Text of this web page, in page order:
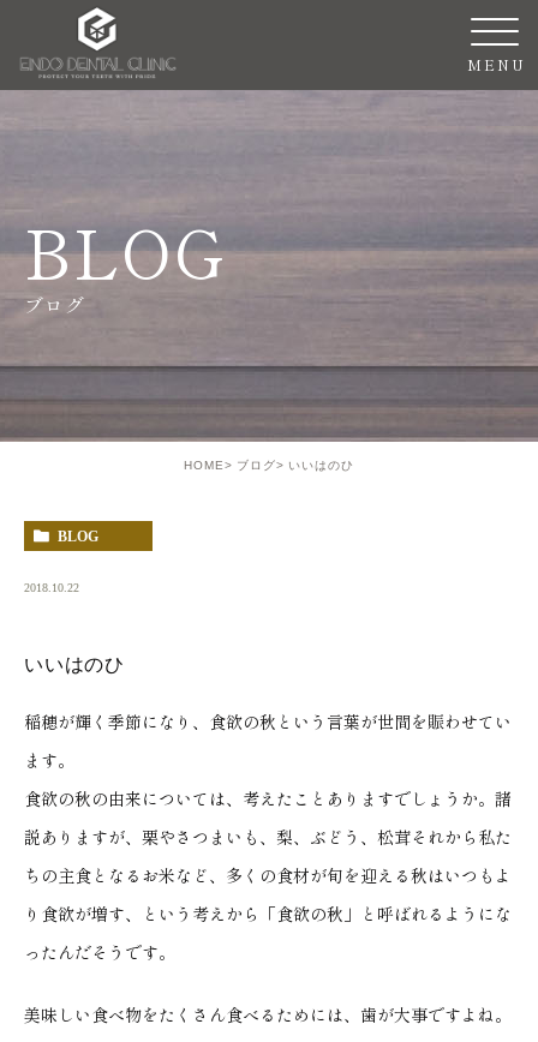
BLOG
ブログ
HOME ブログ いいはのひ
BLOG
2018.10.22
いいはのひ
稲穂が輝く季節になり、食欲の秋という言葉が世間を賑わせてい
ます。
食欲の秋の由来については、考えたことありますでしょうか。諸
説ありますが、栗やさつまいも、梨、ぶどう、松茸それから私た
ちの主食となるお米など、多くの食材が旬を迎える秋はいつもよ
り食欲が増す、という考えから「食欲の秋」と呼ばれるようにな
ったんだそうです。
美味しい食べ物をたくさん食べるためには、歯が大事ですよね。